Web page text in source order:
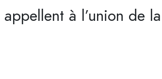
Le Syndicat
Un Service Juridique
Aux Négociations, CDF Et FSDL
à l’union de